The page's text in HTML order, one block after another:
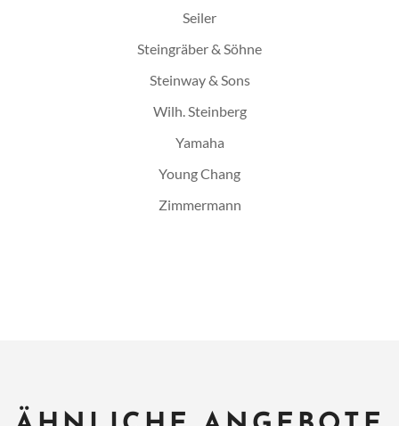
Seiler
Steingräber & Söhne
Steinway & Sons
Wilh. Steinberg
Yamaha
Young Chang
Zimmermann